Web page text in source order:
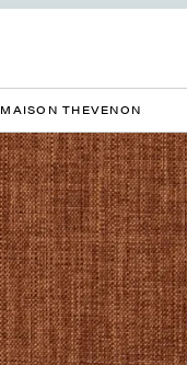
MAISON THEVENON